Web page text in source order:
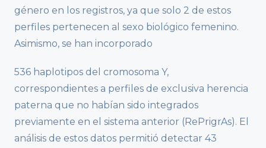
género en los registros, ya que solo 2 de estos
perfiles pertenecen al sexo biológico femenino.
Asimismo, se han incorporado
536 haplotipos del cromosoma Y,
correspondientes a perfiles de exclusiva herencia
paterna que no habían sido integrados
previamente en el sistema anterior (RePrigrAs). El
análisis de estos datos permitió detectar 43